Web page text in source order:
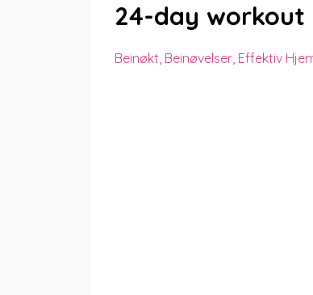
24-day workout
Beinøkt Beinøvelser Effektiv